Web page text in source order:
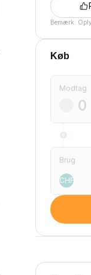
Bemærk:
Køb
Modtag
Brug
CHF